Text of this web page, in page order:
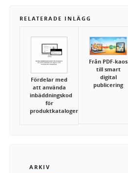
RELATERADE INLÄGG
Fördelar med
att använda
inbäddningskod
för
produktkataloger
Från PDF-kaos
till smart
digital
publicering
ARKIV